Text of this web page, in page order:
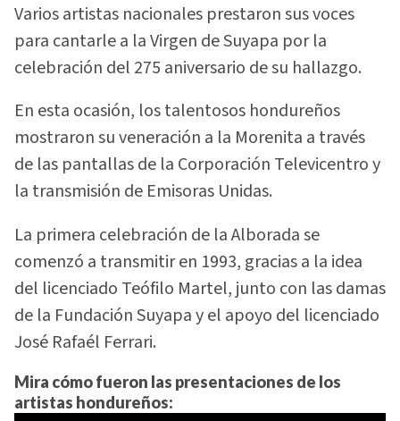
Varios artistas nacionales prestaron sus voces
para cantarle a la Virgen de Suyapa por la
celebración del 275 aniversario de su hallazgo.
En esta ocasión, los talentosos hondureños
mostraron su veneración a la Morenita a través
de las pantallas de la Corporación Televicentro y
la transmisión de Emisoras Unidas.
La primera celebración de la Alborada se
comenzó a transmitir en 1993, gracias a la idea
del licenciado Teófilo Martel, junto con las damas
de la Fundación Suyapa y el apoyo del licenciado
José Rafaél Ferrari.
Mira cómo fueron las presentaciones de los
artistas hondureños: